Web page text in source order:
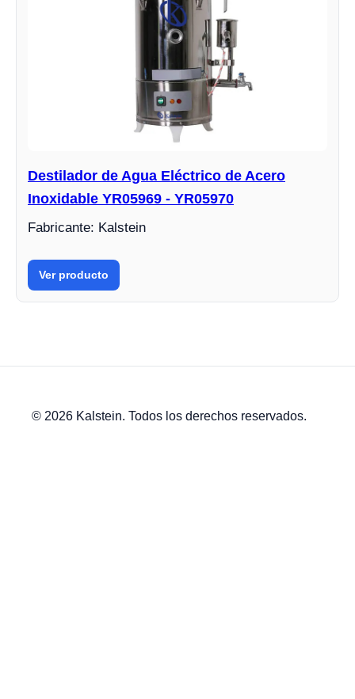
Destilador de Agua Eléctrico de Acero
Inoxidable YR05969 - YR05970
Fabricante: Kalstein
Ver producto
© 2026 Kalstein. Todos los derechos reservados.